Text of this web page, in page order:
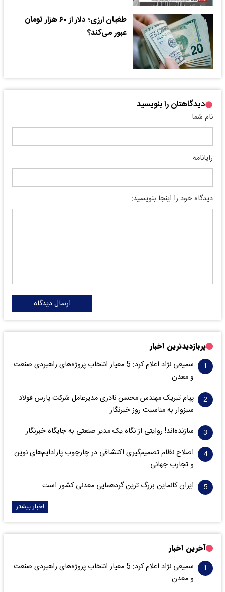
طغیان ارزی؛ دلار از ۶۰ هزار تومان
عبور می‌کند؟
دیدگاهتان را بنویسید
نام شما
رایانامه
دیدگاه خود را اینجا بنویسید:
ارسال دیدگاه
پربازدیدترین اخبار
سمیعی‌ نژاد اعلام کرد: 5 معیار انتخاب پروژه‌های راهبردی صنعت
و معدن
پیام تبریک مهندس محسن نادری مدیرعامل شرکت پارس فولاد
سبزوار به مناسبت روز خبرنگار
سازنده‌اند! روایتی از نگاه یک مدیر صنعتی به جایگاه خبرنگار
اصلاح نظام تصمیم‌گیری اکتشافی در چارچوب پارادایم‌های نوین
و تجارب جهانی
ایران کانماین بزرگ ترین گردهمایی معدنی کشور است
اخبار بیشتر
آخرین اخبار
سمیعی‌ نژاد اعلام کرد: 5 معیار انتخاب پروژه‌های راهبردی صنعت
و معدن